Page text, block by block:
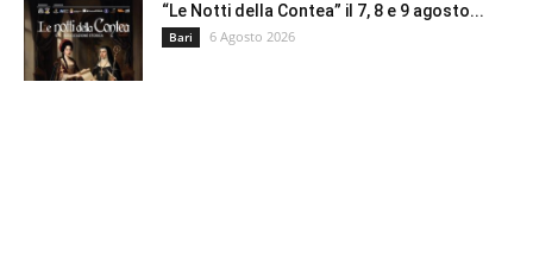
“Le Notti della Contea” il 7, 8 e 9 agosto...
Bari 6 Agosto 2026